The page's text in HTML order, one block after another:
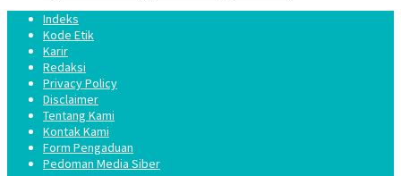
Indeks
Kode Etik
Karir
Redaksi
Privacy Policy
Disclaimer
Tentang Kami
Kontak Kami
Form Pengaduan
Pedoman Media Siber